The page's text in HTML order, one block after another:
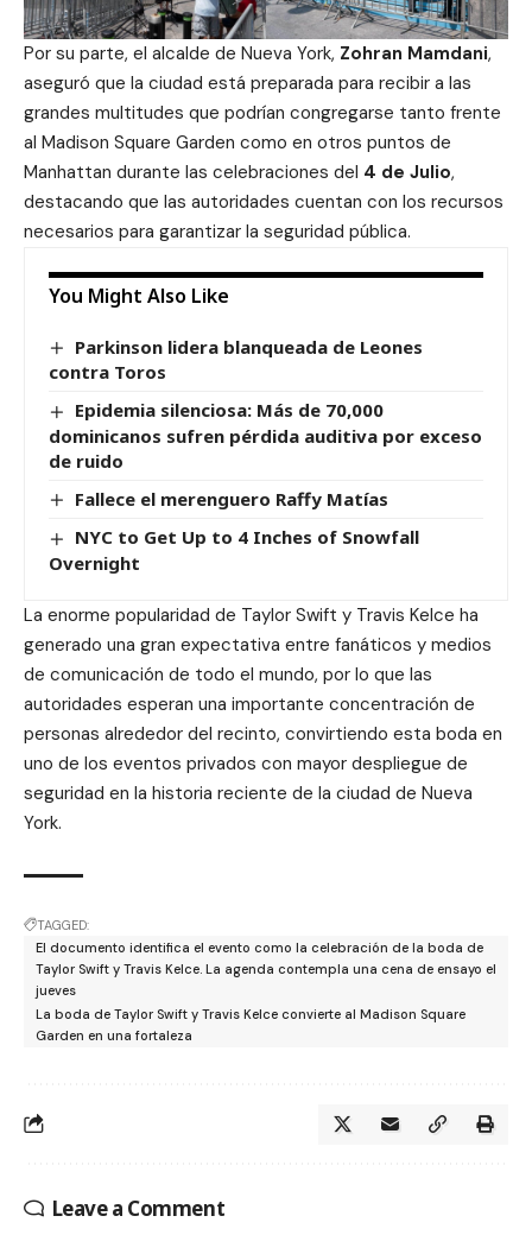
Por su parte, el alcalde de Nueva York, Zohran Mamdani,
aseguró que la ciudad está preparada para recibir a las
grandes multitudes que podrían congregarse tanto frente
al Madison Square Garden como en otros puntos de
Manhattan durante las celebraciones del 4 de Julio,
destacando que las autoridades cuentan con los recursos
necesarios para garantizar la seguridad pública.
You Might Also Like
Parkinson lidera blanqueada de Leones
contra Toros
Epidemia silenciosa: Más de 70,000
dominicanos sufren pérdida auditiva por exceso
de ruido
Fallece el merenguero Raffy Matías
NYC to Get Up to 4 Inches of Snowfall
Overnight
La enorme popularidad de Taylor Swift y Travis Kelce ha
generado una gran expectativa entre fanáticos y medios
de comunicación de todo el mundo, por lo que las
autoridades esperan una importante concentración de
personas alrededor del recinto, convirtiendo esta boda en
uno de los eventos privados con mayor despliegue de
seguridad en la historia reciente de la ciudad de Nueva
York.
TAGGED:
El documento identifica el evento como la celebración de la boda de
Taylor Swift y Travis Kelce. La agenda contempla una cena de ensayo el
jueves
La boda de Taylor Swift y Travis Kelce convierte al Madison Square
Garden en una fortaleza
Leave a Comment